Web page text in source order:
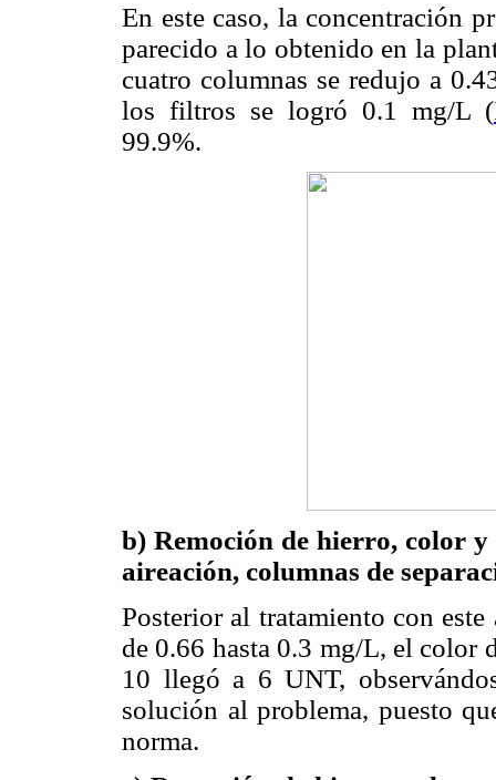
En este caso, la concentración
parecido a lo obtenido en la
cuatro columnas se redujo a
los filtros se logró 0.1 mg/L (
99.9%.
b) Remoción de hierro, color
aireación, columnas de
Posterior al tratamiento con
de 0.66 hasta 0.3 mg/L, el color
10 llegó a 6 UNT,
solución al problema, puesto
norma.